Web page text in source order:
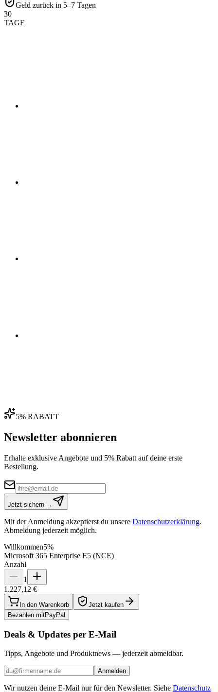
Geld zurück in 5–7 Tagen
30
TAGE
5% RABATT
Newsletter abonnieren
Erhalte exklusive Angebote und 5% Rabatt auf deine erste
Bestellung.
Jetzt sichern →
Mit der Anmeldung akzeptierst du unsere Datenschutzerklärung.
Abmeldung jederzeit möglich.
Willkommen5%
Microsoft 365 Enterprise E5 (NCE)
Anzahl
1
1.227,12 €
In den Warenkorb
Jetzt kaufen
Bezahlen mitPayPal
Deals & Updates per E-Mail
Tipps, Angebote und Produktnews — jederzeit abmeldbar.
Anmelden
Wir nutzen deine E-Mail nur für den Newsletter. Siehe Datenschutz